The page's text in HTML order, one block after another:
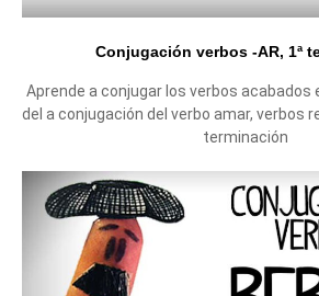
Conjugación verbos -AR, 1ª
Aprende a conjugar los verbos acabados
del a conjugación del verbo amar, verbos
terminación